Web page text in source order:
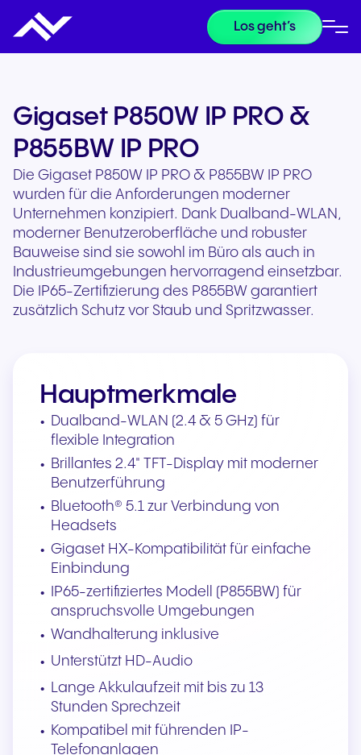
Los geht’s
Gigaset P850W IP PRO &
P855BW IP PRO
Die Gigaset P850W IP PRO & P855BW IP PRO
wurden für die Anforderungen moderner
Unternehmen konzipiert. Dank Dualband-WLAN,
moderner Benutzeroberfläche und robuster
Bauweise sind sie sowohl im Büro als auch in
Industrieumgebungen hervorragend einsetzbar.
Die IP65-Zertifizierung des P855BW garantiert
zusätzlich Schutz vor Staub und Spritzwasser.
Hauptmerkmale
Dualband-WLAN (2.4 & 5 GHz) für
flexible Integration
Brillantes 2.4" TFT-Display mit moderner
Benutzerführung
Bluetooth® 5.1 zur Verbindung von
Headsets
Gigaset HX-Kompatibilität für einfache
Einbindung
IP65-zertifiziertes Modell (P855BW) für
anspruchsvolle Umgebungen
Wandhalterung inklusive
Unterstützt HD-Audio
Lange Akkulaufzeit mit bis zu 13
Stunden Sprechzeit
Kompatibel mit führenden IP-
Telefonanlagen